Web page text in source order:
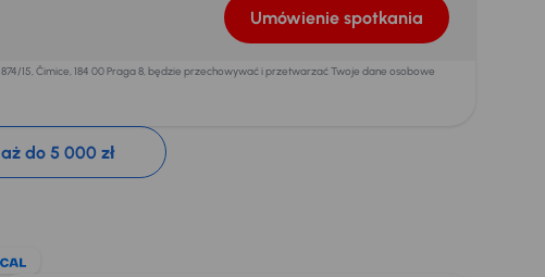
Umówienie spotkania
15, Čimice, 184 00 Praga 8, będzie przechowywać i przetwarzać Twoje dane osobowe
do 5 000 zł